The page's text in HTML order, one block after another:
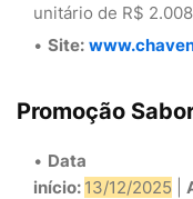
unitário de R$
Site:
Promoção
Data
início: 13/12/2025